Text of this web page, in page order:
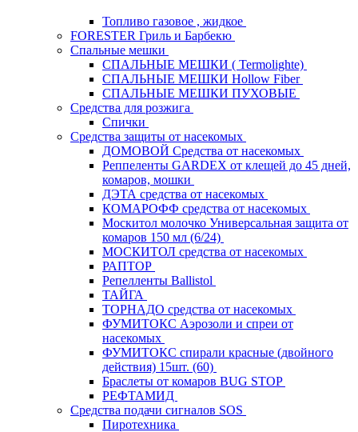
Топливо газовое , жидкое
FORESTER Гриль и Барбекю
Спальные мешки
СПАЛЬНЫЕ МЕШКИ ( Termolighte)
СПАЛЬНЫЕ МЕШКИ Hollow Fiber
СПАЛЬНЫЕ МЕШКИ ПУХОВЫЕ
Средства для розжига
Спички
Средства защиты от насекомых
ДОМОВОЙ Средства от насекомых
Реппеленты GARDEX от клещей до 45 дней,
комаров, мошки
ДЭТА средства от насекомых
КОМАРОФФ средства от насекомых
Москитол молочко Универсальная защита от
комаров 150 мл (6/24)
МОСКИТОЛ средства от насекомых
РАПТОР
Репелленты Ballistol
ТАЙГА
ТОРНАДО средства от насекомых
ФУМИТОКС Аэрозоли и спреи от
насекомых
ФУМИТОКС спирали красные (двойного
действия) 15шт. (60)
Браслеты от комаров BUG STOP
РЕФТАМИД
Средства подачи сигналов SOS
Пиротехника